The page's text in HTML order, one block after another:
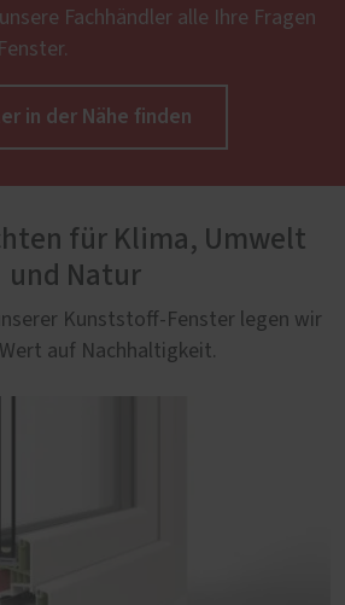
Fachhändler alle Ihre Fragen
in der Nähe finden
für Klima, Umwelt
und Natur
Kunststoff-Fenster legen wir
auf Nachhaltigkeit.